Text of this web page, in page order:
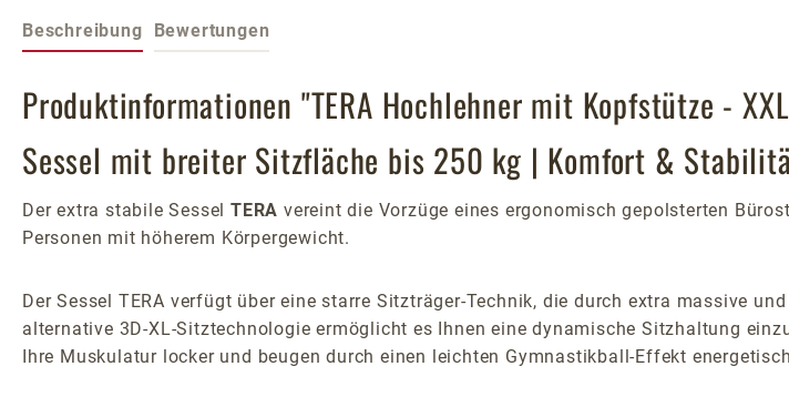
Beschreibung Bewertungen
Produktinformationen "TERA Hochlehner mit Kopfstütze -
Sessel mit breiter Sitzfläche bis 250 kg | Komfort &
Der extra stabile Sessel TERA vereint die Vorzüge eines ergonomisch gepolsterten
Personen mit höherem Körpergewicht.
Der Sessel TERA verfügt über eine starre Sitzträger-Technik, die durch extra massive
alternative 3D-XL-Sitztechnologie ermöglicht es Ihnen eine dynamische Sitzhaltung
Ihre Muskulatur locker und beugen durch einen leichten Gymnastikball-Effekt